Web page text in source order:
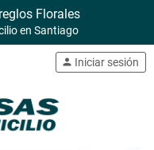
Florales
en Santiago
person Iniciar sesión